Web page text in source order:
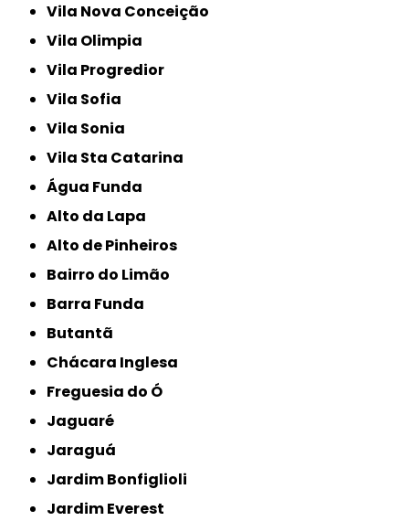
Vila Nova Conceição
Vila Olimpia
Vila Progredior
Vila Sofia
Vila Sonia
Vila Sta Catarina
Água Funda
Alto da Lapa
Alto de Pinheiros
Bairro do Limão
Barra Funda
Butantã
Chácara Inglesa
Freguesia do Ó
Jaguaré
Jaraguá
Jardim Bonfiglioli
Jardim Everest